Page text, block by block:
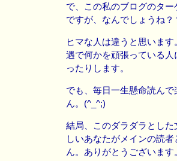
で、この私のブログのタ
ですが、なんでしょうね？
ヒマな人は違うと思いま
遇で何かを頑張っている
ったりします。
でも、毎日一生懸命読ん
ん。(^_^;)
結局、このダラダラとし
しいあなたがメインの読
ん。ありがとうございます